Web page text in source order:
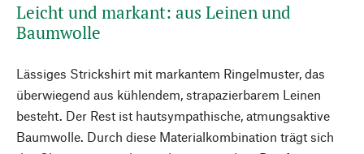
Leicht und markant: aus Leinen und
Baumwolle
Lässiges Strickshirt mit markantem Ringelmuster, das
überwiegend aus kühlendem, strapazierbarem Leinen
besteht. Der Rest ist hautsympathische, atmungsaktive
Baumwolle. Durch diese Materialkombination trägt sich